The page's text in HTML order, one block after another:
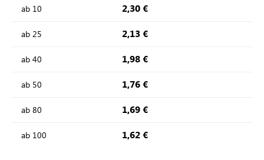
ab 10 2,30 €
ab 25 2,13 €
ab 40 1,98 €
ab 50 1,76 €
ab 80 1,69 €
ab 100 1,62 €